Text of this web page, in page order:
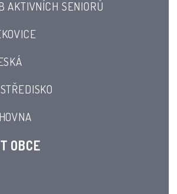
AKTIVNÍCH SENIORŮ
OBCE